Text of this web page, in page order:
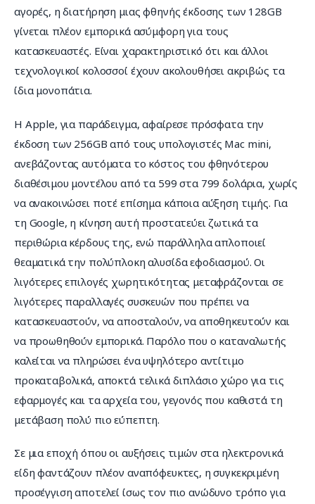
αγορές, η διατήρηση μιας φθηνής έκδοσης των 128GB
γίνεται πλέον εμπορικά ασύμφορη για τους
κατασκευαστές. Είναι χαρακτηριστικό ότι και άλλοι
τεχνολογικοί κολοσσοί έχουν ακολουθήσει ακριβώς τα
ίδια μονοπάτια.
Η Apple, για παράδειγμα, αφαίρεσε πρόσφατα την
έκδοση των 256GB από τους υπολογιστές Mac mini,
ανεβάζοντας αυτόματα το κόστος του φθηνότερου
διαθέσιμου μοντέλου από τα 599 στα 799 δολάρια, χωρίς
να ανακοινώσει ποτέ επίσημα κάποια αύξηση τιμής. Για
τη Google, η κίνηση αυτή προστατεύει ζωτικά τα
περιθώρια κέρδους της, ενώ παράλληλα απλοποιεί
θεαματικά την πολύπλοκη αλυσίδα εφοδιασμού. Οι
λιγότερες επιλογές χωρητικότητας μεταφράζονται σε
λιγότερες παραλλαγές συσκευών που πρέπει να
κατασκευαστούν, να αποσταλούν, να αποθηκευτούν και
να προωθηθούν εμπορικά. Παρόλο που ο καταναλωτής
καλείται να πληρώσει ένα υψηλότερο αντίτιμο
προκαταβολικά, αποκτά τελικά διπλάσιο χώρο για τις
εφαρμογές και τα αρχεία του, γεγονός που καθιστά τη
μετάβαση πολύ πιο εύπεπτη.
Σε μια εποχή όπου οι αυξήσεις τιμών στα ηλεκτρονικά
είδη φαντάζουν πλέον αναπόφευκτες, η συγκεκριμένη
προσέγγιση αποτελεί ίσως τον πιο ανώδυνο τρόπο για